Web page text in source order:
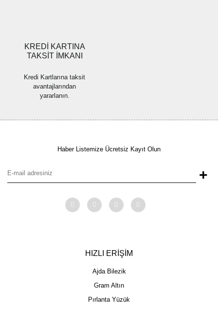
KREDİ KARTINA
TAKSİT İMKANI
Kredi Kartlarına taksit
avantajlarından
yararlanın.
Haber Listemize Ücretsiz Kayıt Olun
+
HIZLI ERİŞİM
Ajda Bilezik
Gram Altın
Pırlanta Yüzük